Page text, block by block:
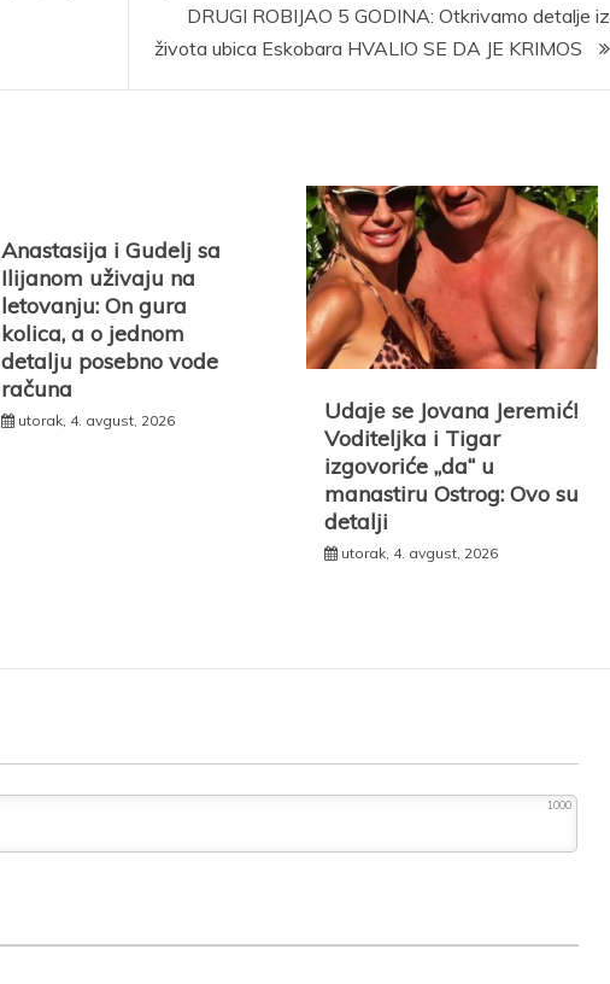
DRUGI ROBIJAO 5 GODINA: Otkrivamo detalje iz
života ubica Eskobara HVALIO SE DA JE KRIMOS
Anastasija i Gudelj sa
Ilijanom uživaju na
letovanju: On gura
kolica, a o jednom
detalju posebno vode
računa
utorak, 4. avgust, 2026
Udaје se Jovana Jeremić!
Voditeljka i Tigar
izgovoriće „da“ u
manastiru Ostrog: Ovo su
detalji
utorak, 4. avgust, 2026
1000